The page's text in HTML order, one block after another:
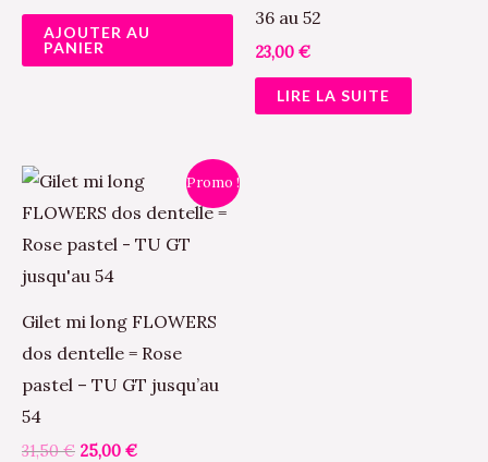
AJOUTER AU
PANIER
36 au 52
23,00 €
LIRE LA SUITE
Promo !
Gilet mi long FLOWERS
dos dentelle = Rose
pastel – TU GT jusqu’au
54
31,50€
Le
prix
initial
était :
31,50 €.
25,00 €
Le
prix
actuel
25,00 €.
Ce